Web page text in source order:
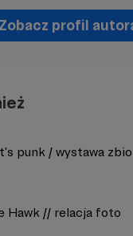
Zobacz profil
punk / wystawa
Hawk // relacja foto